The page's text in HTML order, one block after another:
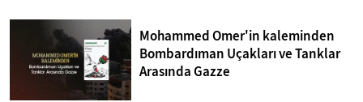
Mohammed Omer'in kaleminden
Bombardıman Uçakları ve Tanklar
Arasında Gazze